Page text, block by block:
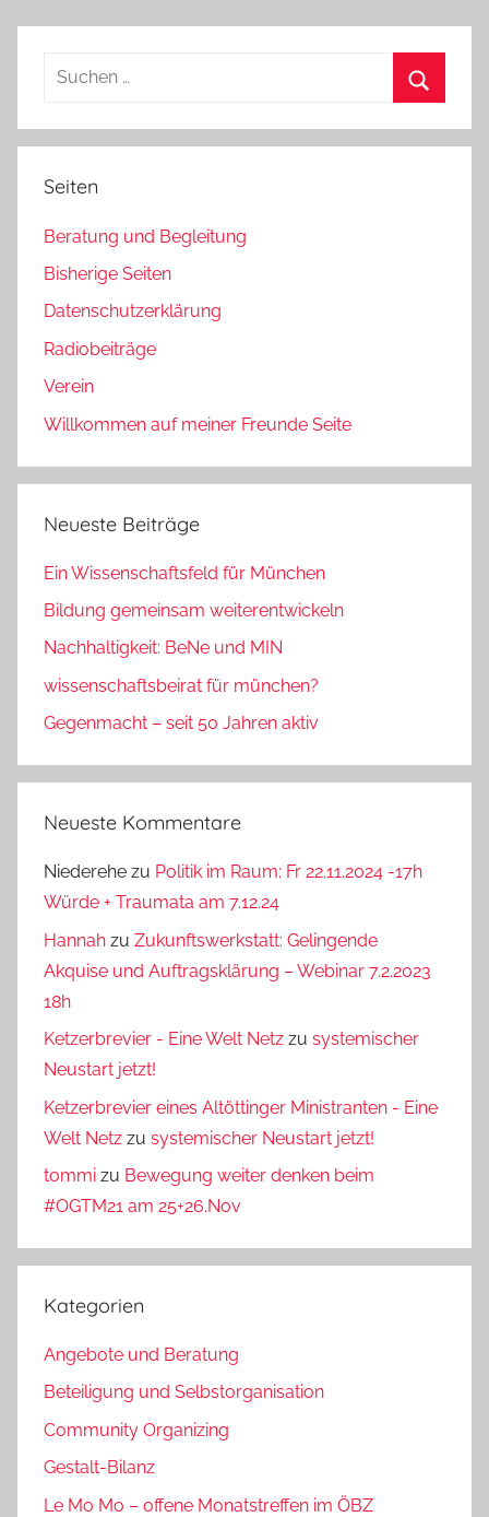
Suchen
Seiten
Beratung und Begleitung
Bisherige Seiten
Datenschutzerklärung
Radiobeiträge
Verein
Willkommen auf meiner Freunde Seite
Neueste Beiträge
Ein Wissenschaftsfeld für München
Bildung gemeinsam weiterentwickeln
Nachhaltigkeit: BeNe und MIN
wissenschaftsbeirat für münchen?
Gegenmacht – seit 50 Jahren aktiv
Neueste Kommentare
Niederehe zu Politik im Raum: Fr 22.11.2024 -17h
Würde + Traumata am 7.12.24
Hannah zu Zukunftswerkstatt: Gelingende
Akquise und Auftragsklärung – Webinar 7.2.2023
18h
Ketzerbrevier - Eine Welt Netz zu systemischer
Neustart jetzt!
Ketzerbrevier eines Altöttinger Ministranten - Eine
Welt Netz zu systemischer Neustart jetzt!
tommi zu Bewegung weiter denken beim
#OGTM21 am 25+26.Nov
Kategorien
Angebote und Beratung
Beteiligung und Selbstorganisation
Community Organizing
Gestalt-Bilanz
Le Mo Mo – offene Monatstreffen im ÖBZ